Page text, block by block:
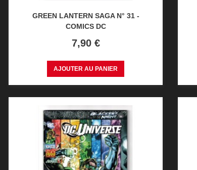
GREEN LANTERN SAGA N° 31 -
COMICS DC
Prix
7,90 €
AJOUTER AU PANIER